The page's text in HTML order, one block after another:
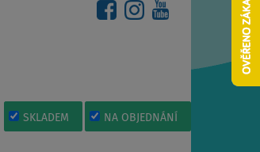
SKLADEM NA OBJEDNÁNÍ